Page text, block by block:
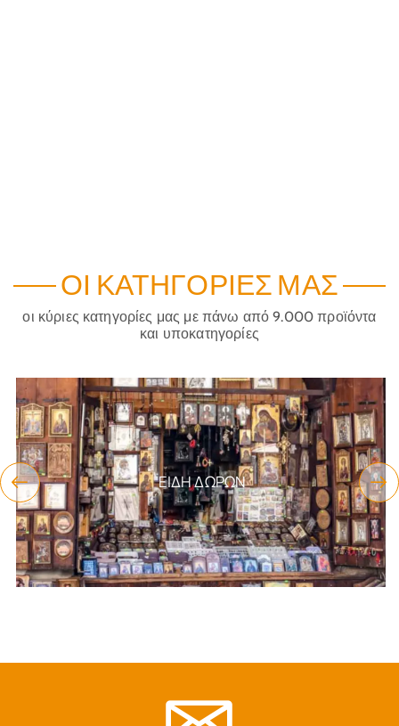
ΟΙ ΚΑΤΗΓΟΡΊΕΣ ΜΑΣ
οι κύριες κατηγορίες μας με πάνω από 9.000 προϊόντα
και υποκατηγορίες
ΕΊΔΗ ΔΏΡΩΝ